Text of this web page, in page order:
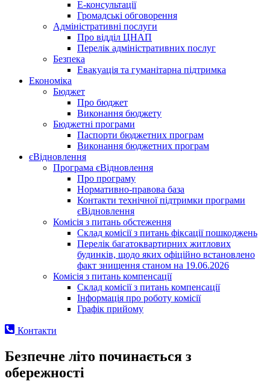
Е-консультації
Громадські обговорення
Адміністративні послуги
Про відділ ЦНАП
Перелік адміністративних послуг
Безпека
Евакуація та гуманітарна підтримка
Економіка
Бюджет
Про бюджет
Виконання бюджету
Бюджетні програми
Паспорти бюджетних програм
Виконання бюджетних програм
єВідновлення
Програма єВідновлення
Про програму
Нормативно-правова база
Контакти технічної підтримки програми
єВідновлення
Комісія з питань обстеження
Склад комісії з питань фіксації пошкоджень
Перелік багатоквартирних житлових
будинків, щодо яких офіційно встановлено
факт знищення станом на 19.06.2026
Комісія з питань компенсації
Склад комісії з питань компенсації
Інформація про роботу комісії
Графік прийому
Контакти
Безпечне літо починається з
обережності